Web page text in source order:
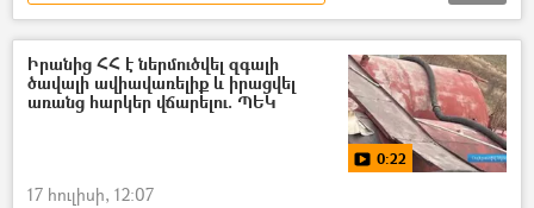
Հայաստան
Գագիկ Ծառուկյան
Փարավոն
տեսանյութ
Տեսանյութեր
Իրանից ՀՀ է ներմուծվել զգալի
ծավալի ավիավառելիք և իրացվել
առանց հարկեր վճարելու. ՊԵԿ
0:22
17 հուլիսի, 12:07